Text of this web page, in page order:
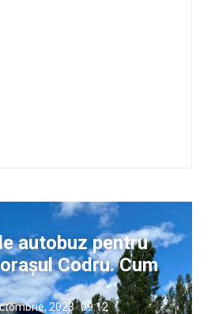
autobuz pentru
Codru. Cum
2023 09:12